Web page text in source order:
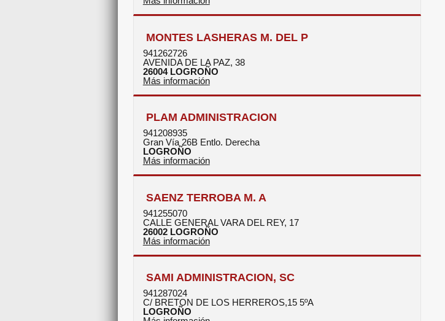
MONTES LASHERAS M. DEL P
941262726
AVENIDA DE LA PAZ, 38
26004 LOGROÑO
Más información
PLAM ADMINISTRACION
941208935
Gran Vía 26B Entlo. Derecha
LOGROÑO
Más información
SAENZ TERROBA M. A
941255070
CALLE GENERAL VARA DEL REY, 17
26002 LOGROÑO
Más información
SAMI ADMINISTRACION, SC
941287024
C/ BRETON DE LOS HERREROS,15 5ºA
LOGROÑO